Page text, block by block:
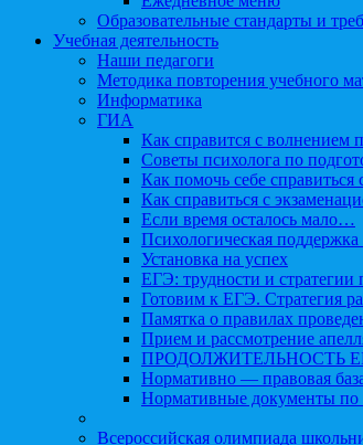
Образовательные стандарты и
Учебная деятельность
Наши педагоги
Методика повторения учебного
Информатика
ГИА
Как справится с волнением
Советы психолога по
Как помочь себе справиться
Как справиться с
Если время осталось мало…
Психологическая поддержка
Установка на успех
ЕГЭ: трудности и стратегии
Готовим к ЕГЭ. Стратегия
Памятка о правилах
Прием и рассмотрение
ПРОДОЛЖИТЕЛЬНОСТЬ
Нормативно — правовая
Нормативные документы по
Всероссийская олимпиада